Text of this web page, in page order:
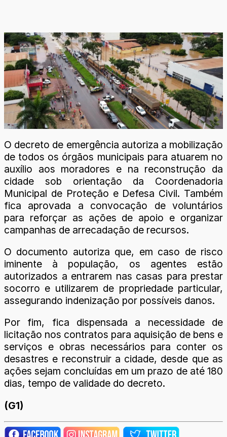
O decreto de emergência autoriza a mobilização
de todos os órgãos municipais para atuarem no
auxílio aos moradores e na reconstrução da
cidade sob orientação da Coordenadoria
Municipal de Proteção e Defesa Civil. Também
fica aprovada a convocação de voluntários
para reforçar as ações de apoio e organizar
campanhas de arrecadação de recursos.
O documento autoriza que, em caso de risco
iminente à população, os agentes estão
autorizados a entrarem nas casas para prestar
socorro e utilizarem de propriedade particular,
assegurando indenização por possíveis danos.
Por fim, fica dispensada a necessidade de
licitação nos contratos para aquisição de bens e
serviços e obras necessários para conter os
desastres e reconstruir a cidade, desde que as
ações sejam concluídas em um prazo de até 180
dias, tempo de validade do decreto.
(G1)